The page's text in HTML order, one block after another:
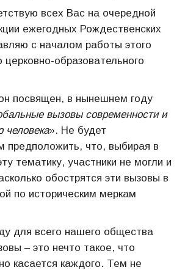
всех Вас на очередной
ежегодных Рождественских
с началом работы этого
церковно-образовательного
посвящен, в нынешнем году
вызовы современности и
человека». Не будет
предположить, что, выбирая в
тематику, участники не могли и
обострятся эти вызовы в
по историческим меркам
для всего нашего общества
– это нечто такое, что
касается каждого. Тем не